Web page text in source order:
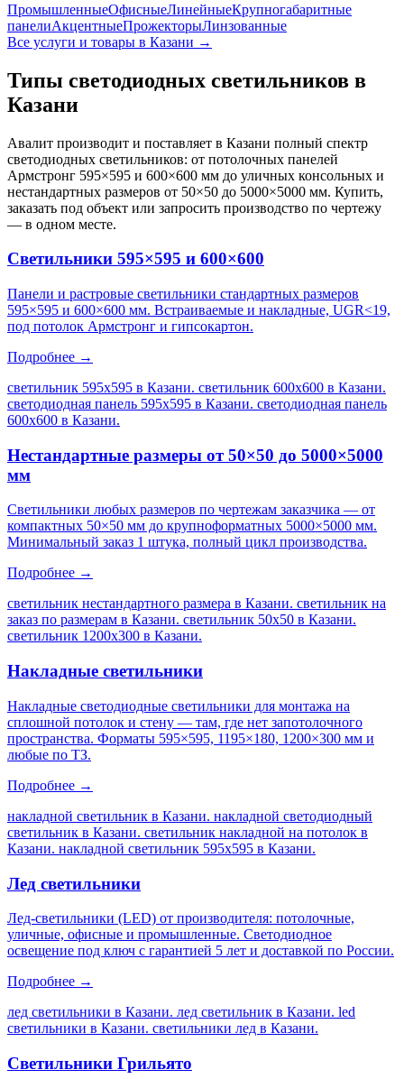
ПромышленныеОфисныеЛинейныеКрупногабаритные
панелиАкцентныеПрожекторыЛинзованные
Все услуги и товары в Казани →
Типы светодиодных светильников в
Казани
Авалит производит и поставляет в Казани полный спектр
светодиодных светильников: от потолочных панелей
Армстронг 595×595 и 600×600 мм до уличных консольных и
нестандартных размеров от 50×50 до 5000×5000 мм. Купить,
заказать под объект или запросить производство по чертежу
— в одном месте.
Светильники 595×595 и 600×600
Панели и растровые светильники стандартных размеров
595×595 и 600×600 мм. Встраиваемые и накладные, UGR<19,
под потолок Армстронг и гипсокартон.
Подробнее →
светильник 595х595 в Казани. светильник 600х600 в Казани.
светодиодная панель 595х595 в Казани. светодиодная панель
600х600 в Казани.
Нестандартные размеры от 50×50 до 5000×5000
мм
Светильники любых размеров по чертежам заказчика — от
компактных 50×50 мм до крупноформатных 5000×5000 мм.
Минимальный заказ 1 штука, полный цикл производства.
Подробнее →
светильник нестандартного размера в Казани. светильник на
заказ по размерам в Казани. светильник 50х50 в Казани.
светильник 1200х300 в Казани.
Накладные светильники
Накладные светодиодные светильники для монтажа на
сплошной потолок и стену — там, где нет запотолочного
пространства. Форматы 595×595, 1195×180, 1200×300 мм и
любые по ТЗ.
Подробнее →
накладной светильник в Казани. накладной светодиодный
светильник в Казани. светильник накладной на потолок в
Казани. накладной светильник 595х595 в Казани.
Лед светильники
Лед-светильники (LED) от производителя: потолочные,
уличные, офисные и промышленные. Светодиодное
освещение под ключ с гарантией 5 лет и доставкой по России.
Подробнее →
лед светильники в Казани. лед светильник в Казани. led
светильники в Казани. светильники лед в Казани.
Светильники Грильято